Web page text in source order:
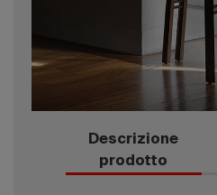
Descrizione
prodotto